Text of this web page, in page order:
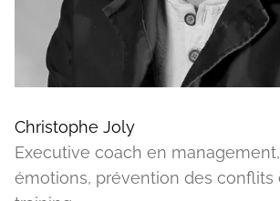
Christophe Joly
Executive coach en
émotions, prévention des conflits